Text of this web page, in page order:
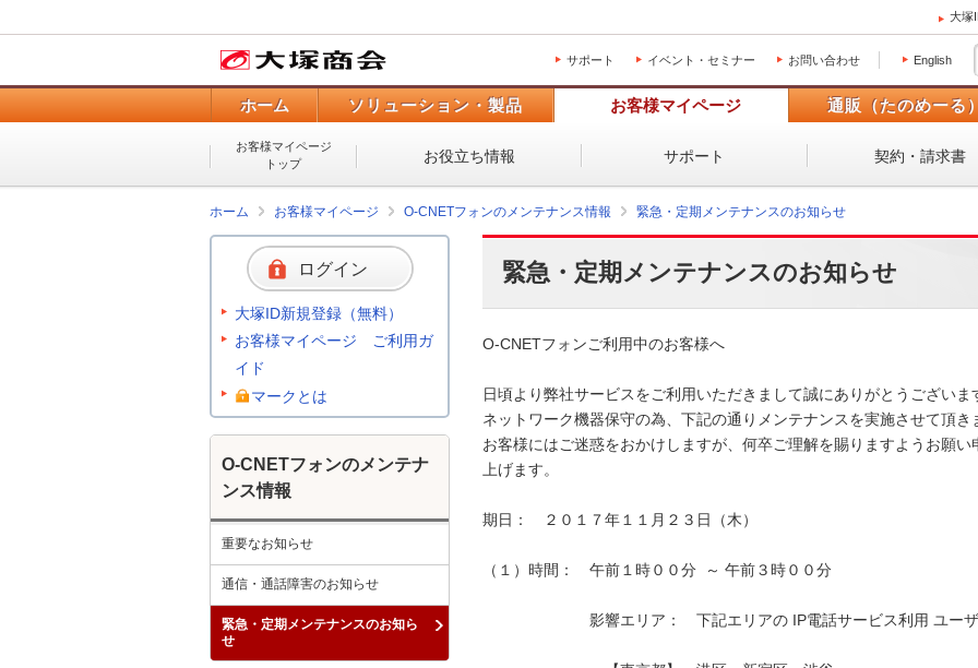
大塚
サポート イベント・セミナー お問い合わせ English
ホーム ソリューション・製品 お客様マイページ 通販（たのめーる）
お客様マイページ
トップ
お役立ち情報 サポート 契約・請求書
ホーム お客様マイページ O-CNETフォンのメンテナンス情報 緊急・定期メンテナンスのお知らせ
緊急・定期メンテナンスのお知らせ
O-CNETフォンご利用中のお客様へ
日頃より弊社サービスをご利用いただきまして誠にありがとうございま
ネットワーク機器保守の為、下記の通りメンテナンスを実施させて頂き
お客様にはご迷惑をおかけしますが、何卒ご理解を賜りますようお願い
上げます。
期日：　２０１７年１１月２３日（木）
（１）時間：　午前１時００分  ～ 午前３時００分
影響エリア：　下記エリアの IP電話サービス利用 ユー
ログイン
大塚ID新規登録（無料）
お客様マイページ ご利用ガ
イド
マークとは
O-CNETフォンのメンテナ
ンス情報
重要なお知らせ
通信・通話障害のお知らせ
緊急・定期メンテナンスのお知ら
せ